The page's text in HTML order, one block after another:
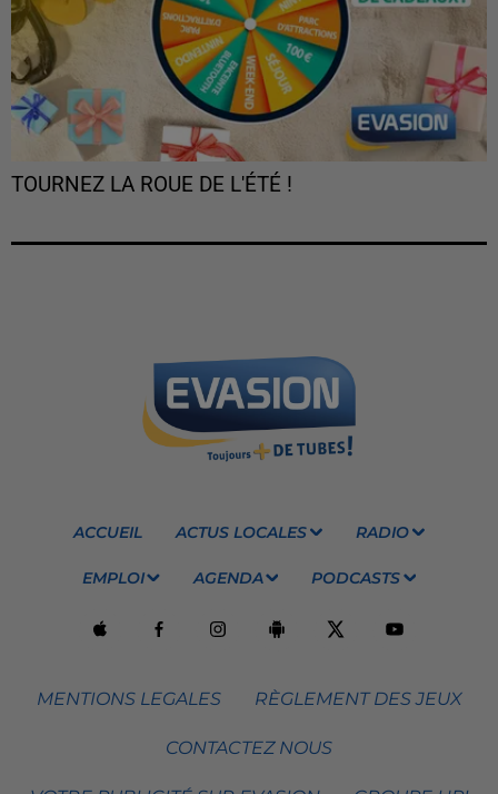
TOURNEZ LA ROUE DE L'ÉTÉ !
ACCUEIL ACTUS LOCALES RADIO
EMPLOI AGENDA PODCASTS
MENTIONS LEGALES RÈGLEMENT DES JEUX
CONTACTEZ NOUS